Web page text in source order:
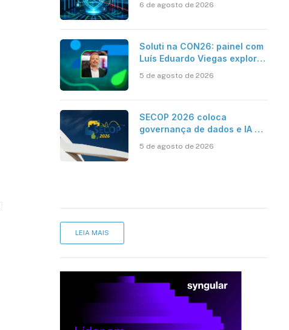
6 de agosto de 2026
Soluti na CON26: painel com
Luís Eduardo Viegas explora
eficiência da Contabilidade
5 de agosto de 2026
SECOP 2026 coloca
governança de dados e IA no
5 de agosto de 2026
LEIA MAIS